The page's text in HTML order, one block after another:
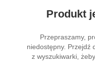
Produkt
Przepraszamy,
niedostępny. Przejdź
z wyszukiwarki,